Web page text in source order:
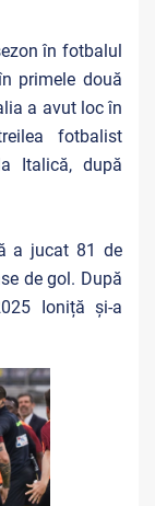
în fotbalul
primele două
a avut loc în
fotbalist
Italică, după
a jucat 81 de
de gol. După
Ioniță și-a